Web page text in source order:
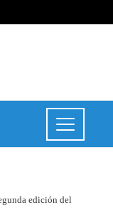
edición del